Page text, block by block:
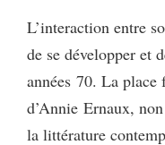
L’interaction entre
de se développer et
années 70. La
d’Annie Ernaux,
la littérature